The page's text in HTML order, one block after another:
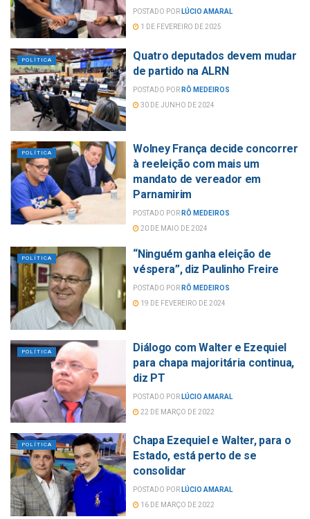
POSTADO POR LÚCIO AMARAL
1 DE FEVEREIRO DE 2025
POLÍTICA
Quatro deputados devem mudar
de partido na ALRN
POSTADO POR RÔ MEDEIROS
30 DE JUNHO DE 2024
POLÍTICA
Wolney França decide concorrer
à reeleição com mais um
mandato de vereador em
Parnamirim
POSTADO POR RÔ MEDEIROS
20 DE MAIO DE 2024
POLÍTICA
“Ninguém ganha eleição de
véspera”, diz Paulinho Freire
POSTADO POR RÔ MEDEIROS
19 DE FEVEREIRO DE 2024
POLÍTICA
Diálogo com Walter e Ezequiel
para chapa majoritária continua,
diz PT
POSTADO POR LÚCIO AMARAL
22 DE MARÇO DE 2022
POLÍTICA
Chapa Ezequiel e Walter, para o
Estado, está perto de se
consolidar
POSTADO POR LÚCIO AMARAL
16 DE MARÇO DE 2022